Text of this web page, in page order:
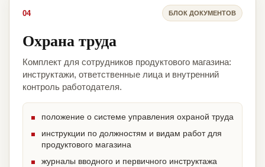
04 БЛОК ДОКУМЕНТОВ
Охрана труда
Комплект для сотрудников продуктового магазина:
инструктажи, ответственные лица и внутренний
контроль работодателя.
положение о системе управления охраной труда
инструкции по должностям и видам работ для
продуктового магазина
журналы вводного и первичного инструктажа